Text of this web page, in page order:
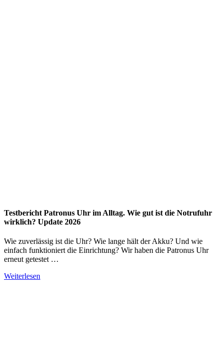
Testbericht Patronus Uhr im Alltag. Wie gut ist die Notrufuhr
wirklich? Update 2026
Wie zuverlässig ist die Uhr? Wie lange hält der Akku? Und wie
einfach funktioniert die Einrichtung? Wir haben die Patronus Uhr
erneut getestet …
Weiterlesen